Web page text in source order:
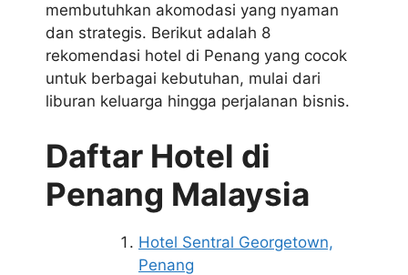
membutuhkan akomodasi yang nyaman
dan strategis. Berikut adalah 8
rekomendasi hotel di Penang yang cocok
untuk berbagai kebutuhan, mulai dari
liburan keluarga hingga perjalanan bisnis.
Daftar Hotel di
Penang Malaysia
Hotel Sentral Georgetown,
Penang